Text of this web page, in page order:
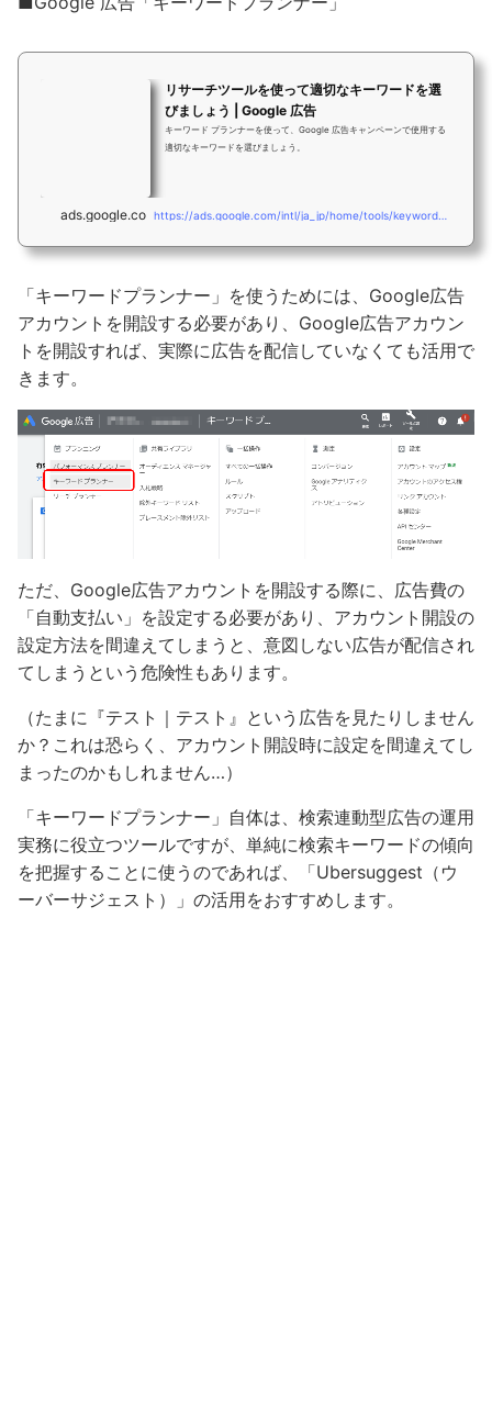
リサーチツールを使って適切なキーワードを選
びましょう | Google 広告
キーワード プランナーを使って、Google 広告キャンペーンで使用する
適切なキーワードを選びましょう。
ads.google.com https://ads.google.com/intl/ja_jp/home/tools/keyword-planner/
「キーワードプランナー」を使うためには、Google広告
アカウントを開設する必要があり、Google広告アカウン
トを開設すれば、実際に広告を配信していなくても活用で
きます。
ただ、Google広告アカウントを開設する際に、広告費の
「自動支払い」を設定する必要があり、アカウント開設の
設定方法を間違えてしまうと、意図しない広告が配信され
てしまうという危険性もあります。
（たまに『テスト｜テスト』という広告を見たりしません
か？これは恐らく、アカウント開設時に設定を間違えてし
まったのかもしれません…）
「キーワードプランナー」自体は、検索連動型広告の運用
実務に役立つツールですが、単純に検索キーワードの傾向
を把握することに使うのであれば、「Ubersuggest（ウ
ーバーサジェスト）」の活用をおすすめします。